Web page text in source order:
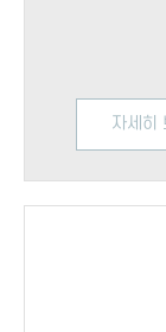
자세히